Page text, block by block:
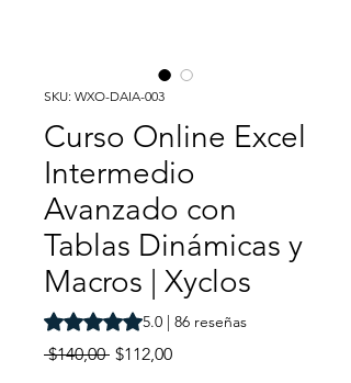
SKU: WXO-DAIA-003
Curso Online Excel
Intermedio
Avanzado con
Tablas Dinámicas y
Macros | Xyclos
Según 86 reseñas, la calificación es de
5.0 | 86 reseñas
$140,00 Precio
$112,00Precio